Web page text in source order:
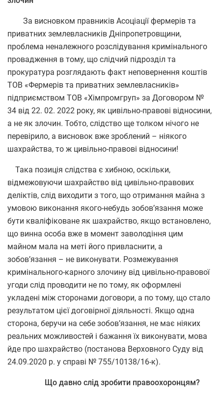
За висновком правників Асоціації фермерів та
приватних землевласників Дніпропетровщини,
проблема неналежного розслідування кримінального
провадження в тому, що слідчий підрозділ та
прокуратура розглядають факт неповернення коштів
ТОВ «Фермерів та приватних землевласників»
підприємством ТОВ «Хімпромгруп» за Договором №
34 від 22. 02. 2022 року, як цивільно-правові відносини,
а не як злочин. Тобто, слідство ще толком нічого не
перевірило, а висновок вже зроблений – ніякого
шахрайства, то ж цивільно-правові відносини!
Така позиція слідства є хибною, оскільки,
відмежовуючи шахрайство від цивільно-правових
деліктів, слід виходити з того, що отримання майна з
умовою виконання якого-небудь зобов’язання може
бути кваліфіковане як шахрайство, якщо встановлено,
що винна особа вже в момент заволодіння цим
майном мала на меті його привласнити, а
зобов’язання – не виконувати. Розмежування
кримінального-карного злочину від цивільно-правової
угоди слід проводити не по тому, як оформлені
укладені між сторонами договори, а по тому, що стало
результатом цієї договірної діяльності. Якщо одна
сторона, беручи на себе зобов’язання, не має ніяких
реальних можливостей і бажання їх виконувати, мова
йде про шахрайство (постанова Верховного Суду від
24.09.2020 р. у справі № 755/10138/16-к).
Що давно слід зробити правоохоронцям?